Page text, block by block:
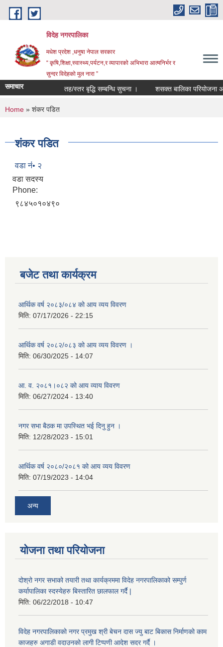
Skip to main content
विदेह नगरपालिका
मधेश प्रदेश ,धनुषा नेपाल सरकार
“ कृषि,शिक्षा,स्वास्थ्य,पर्यटन,र व्यापारको अभिभारा आत्मनिर्भर र
सुन्दर विदेहको मुल नारा ”
समाचार तह/स्तर बृद्धि सम्बन्धि सुचना । शसक्त बालिका परियोजना
You are here
Home » शंकर पडित
शंकर पडित
वडा नंं• २
वडा सदस्य
Phone:
९८४५०१०४९०
बजेट तथा कार्यक्रम
आर्थिक वर्ष २०८३/०८४ को आय व्यय विवरण
मिति: 07/17/2026 - 22:15
आर्थिक वर्ष २०८२/०८३ को आय व्यय विवरण ।
मिति: 06/30/2025 - 14:07
आ. व. २०८१।०८२ को आय व्याय विवरण
मिति: 06/27/2024 - 13:40
नगर सभा बैठक मा उपस्थित भई दिनु हुन ।
मिति: 12/28/2023 - 15:01
आर्थिक वर्ष २०८०/२०८१ को आय व्यय विवरण
मिति: 07/19/2023 - 14:04
अन्य
योजना तथा परियोजना
दोश्रो नगर सभाको तयारी तथा कार्यक्रममा विदेह नगरपालिकाको सम्पुर्ण
कर्यापालिका स्दस्येहरु बिस्तारित छालफाल गर्दै |
मिति: 06/22/2018 - 10:47
विदेह नगरपालिकाको नगर प्रमुख श्री बेचन दास ज्यु बाट बिकास निर्माणको काम
काजहरु अगाडी वदाउनको लागी टिप्पणी आदेश सदर गर्दै ।